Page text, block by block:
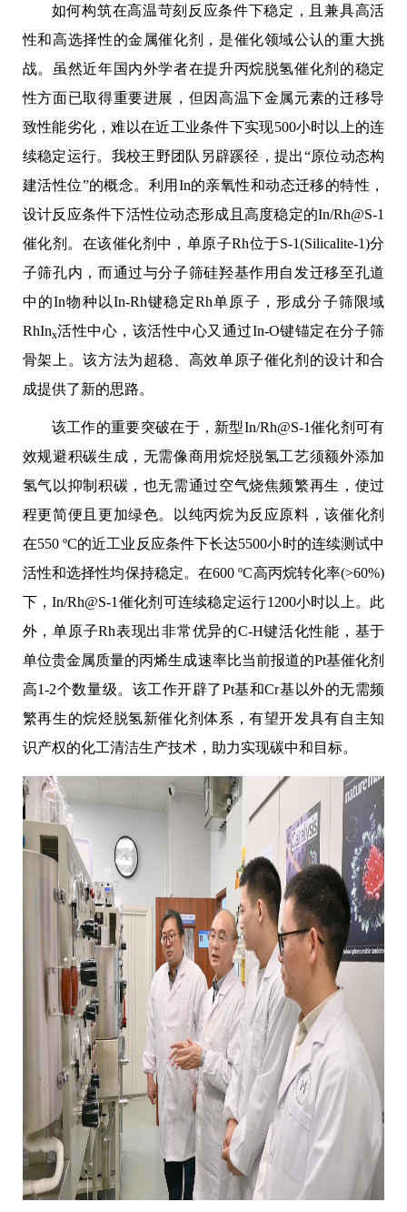
如何构筑在高温苛刻反应条件下稳定，且兼具高活
性和高选择性的金属催化剂，是催化领域公认的重大挑
战。虽然近年国内外学者在提升丙烷脱氢催化剂的稳定
性方面已取得重要进展，但因高温下金属元素的迁移导
致性能劣化，难以在近工业条件下实现500小时以上的连
续稳定运行。我校王野团队另辟蹊径，提出“原位动态构
建活性位”的概念。利用 In的亲氧性和动态迁移的特性，
设计反应条件下活性位动态形成且高度稳定的In/Rh@S-1
催化剂。在该催化剂中，单原子Rh位于S-1(Silicalite-1)分
子筛孔内，而通过与分子筛硅羟基作用自发迁移至孔道
中的In物种以In-Rh键稳定Rh单原子，形成分子筛限域
RhInx活性中心，该活性中心又通过In-O键锚定在分子筛
骨架上。该方法为超稳、高效单原子催化剂的设计和合
成提供了新的思路。
该工作的重要突破在于，新型In/Rh@S-1催化剂可有
效规避积碳生成，无需像商用烷烃脱氢工艺须额外添加
氢气以抑制积碳，也无需通过空气烧焦频繁再生，使过
程更简便且更加绿色。以纯丙烷为反应原料，该催化剂
在550 ºC的近工业反应条件下长达5500小时的连续测试中
活性和选择性均保持稳定。在600 ºC高丙烷转化率(>60%)
下，In/Rh@S-1 催化剂可连续稳定运行1200小时以上。此
外，单原子Rh表现出非常优异的C-H键活化性能，基于
单位贵金属质量的丙烯生成速率比当前报道的Pt基催化剂
高1-2个数量级。该工作开辟了Pt基和Cr基以外的无需频
繁再生的烷烃脱氢新催化剂体系，有望开发具有自主知
识产权的化工清洁生产技术，助力实现碳中和目标。